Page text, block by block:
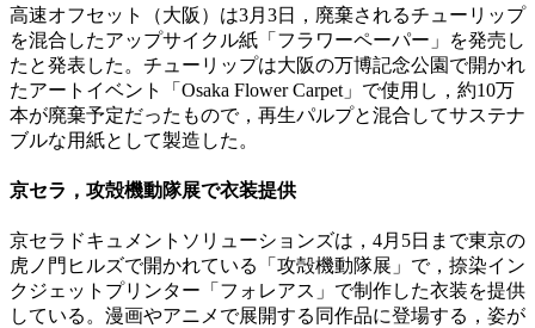
高速オフセット（大阪）は3月3日，廃棄されるチューリップ
を混合したアップサイクル紙「フラワーペーパー」を発売し
たと発表した。チューリップは大阪の万博記念公園で開かれ
たアートイベント「Osaka Flower Carpet」で使用し，約10万
本が廃棄予定だったもので，再生パルプと混合してサステナ
ブルな用紙として製造した。
京セラ，攻殻機動隊展で衣装提供
京セラドキュメントソリューションズは，4月5日まで東京の
虎ノ門ヒルズで開かれている「攻殻機動隊展」で，捺染イン
クジェットプリンター「フォレアス」で制作した衣装を提供
している。漫画やアニメで展開する同作品に登場する，姿が